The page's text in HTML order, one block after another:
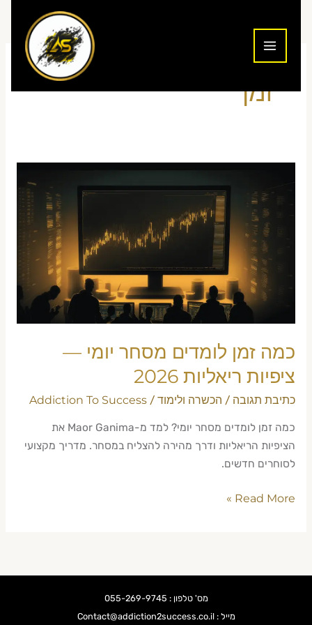
זמן
כמה זמן לומדים מסחר יומי —
ציפיות ריאליות 2026
כתיבת תגובה / הכשרה ולימוד/
Addiction To Success
כמה זמן לומדים מסחר יומי? למד מ-Maor Ganima את
הציפיות הריאליות ודרך מהירה להצליח במסחר. מדריך מקצועי
לסוחרים חדשים.
לומדים
מסחר
ציפיות
ריאליות
Read More »
מס' טלפון : 055-269-9745
מייל : Contact@addiction2success.co.il